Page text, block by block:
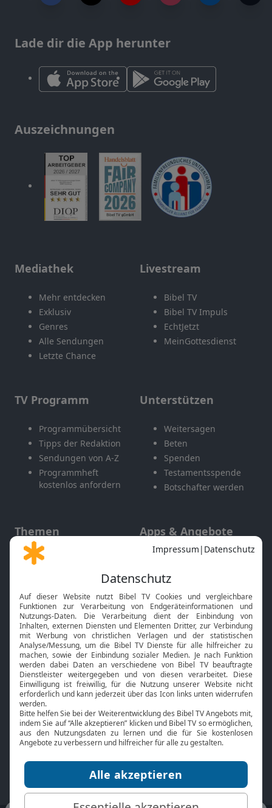
Lade dir die App herunter
Auszeichnungen
Mediathek
Mehr entdecken
Exklusiv
Genres
Alle Sendungen
Letzte Chance
Livestream
Bibel TV
Bibel TV Impuls
EchtJetzt
MeinGottesdienst
TV Programm
Programmübersicht
Tipps der Redaktion
Sendungen von A-Z
Programmheft
kostenlos anfordern
Unterstützen
Weitersagen
Beten
Spenden
Testamentsspende
Botschafter werden
Themen
Gott und Bibel erklärt
Neuigkeiten
Apps & Angebote
Mobile App
Smart TV
HbbTV
Bibelthek Online-Bibel
Nächster Gottesdienst
Bibel TV
Über uns
Jobs
Mediadaten
Service
Kontakt
TV-Empfang